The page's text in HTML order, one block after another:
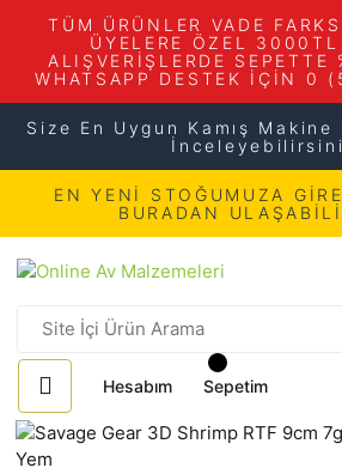
TÜM ÜRÜNLER VADE
ÜYELERE ÖZEL 3000TL
ALIŞVERİŞLERDE
WHATSAPP DESTEK İÇİN 0
Size En Uygun Kamış
EN YENİ STOĞUMUZA
BURADAN
Hesabım Sepetim